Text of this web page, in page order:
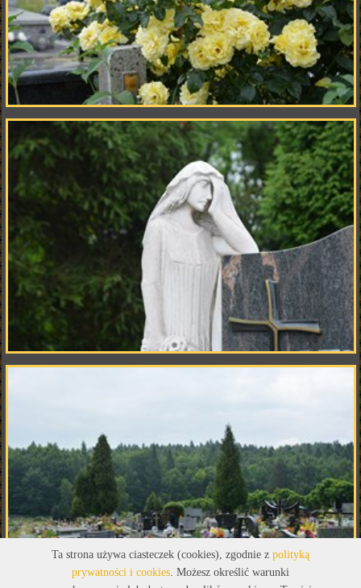
Ta strona używa ciasteczek (cookies), zgodnie z polityką
prywatności i cookies. Możesz określić warunki